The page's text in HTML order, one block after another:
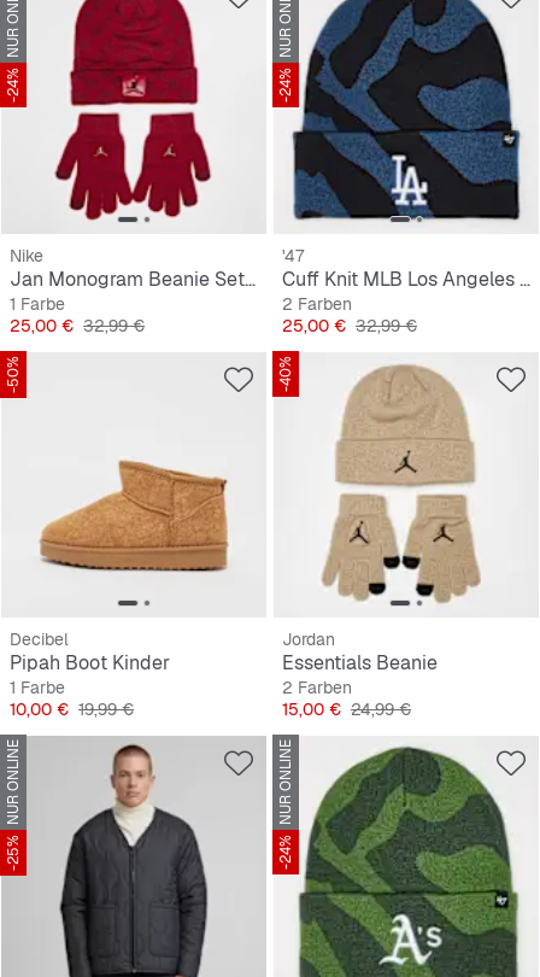
-24%
Nike
Jan Monogram Beanie Set (2 Piece)
1 Farbe
Preis
25,00 € Originalpreis
32,99 €
-24%
'47
Cuff Knit MLB Los Angeles Dodgers
2 Farben
Preis
25,00 € Originalpreis
32,99 €
-50%
Decibel
Pipah Boot Kinder
1 Farbe
Preis
10,00 € Originalpreis
19,99 €
-40%
Jordan
Essentials Beanie
2 Farben
Preis
15,00 € Originalpreis
24,99 €
NUR ONLINE
-25%
NUR ONLINE
-24%